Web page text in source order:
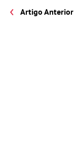
Artigo Anterior